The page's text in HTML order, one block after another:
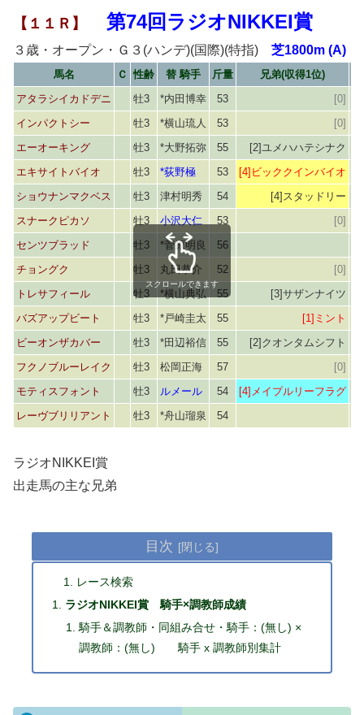
【１１Ｒ】 第74回ラジオNIKKEI賞
３歳・オープン・Ｇ３(ハンデ)(国際)(特指) 芝1800m (A)
馬名 Ｃ 性齢 替 騎手 斤量
兄弟(収得1位)
アタラシイカドデニ
牡3 *内田博幸 53
[0]
インパクトシー
牡3 *横山琉人 53
[0]
エーオーキング
牡3 *大野拓弥 55 [2]ユメハハテシナク
エキサイトバイオ
牡3 *荻野極 53 [4]ビッククインバイオ
ショウナンマクベス
牡3 津村明秀 54 [4]スタッドリー
スナークピカソ
牡3 小沢大仁 53
[0]
センツブラッド
牡3 *菅原明良
56
チョングク
牡3 丸田恭介 52
[0]
トレサフィール
牡3 *横山典弘 55
[3]サザンナイツ
バズアップビート
牡3 *戸崎圭太 55
[1]ミント
ビーオンザカバー
牡3 *田辺裕信 55 [2]クオンタムシフト
フクノブルーレイク
牡3 松岡正海 57
[0]
モティスフォント
牡3 ルメール 54
[4]メイプルリーフラグ
レーヴブリリアント
牡3 *舟山瑠泉 54
スクロールできます
ラジオNIKKEI賞
出走馬の主な兄弟
目次
レース検索
ラジオNIKKEI賞 騎手×調教師成績
騎手＆調教師・同組み合せ・騎手：(無し) ×
調教師：(無し) 騎手 x 調教師別集計